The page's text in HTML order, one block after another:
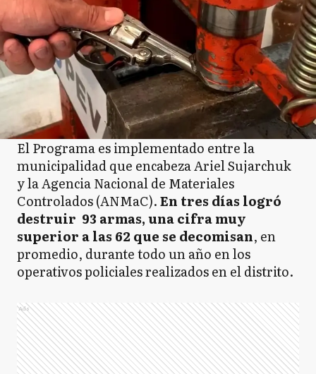
El Programa es implementado entre la
municipalidad que encabeza Ariel Sujarchuk
y la Agencia Nacional de Materiales
Controlados (ANMaC).En tres días logró
destruir 93 armas, una cifra muy
superior a las 62 que se decomisan, en
promedio, durante todo un año en los
operativos policiales realizados en el distrito.
Ads